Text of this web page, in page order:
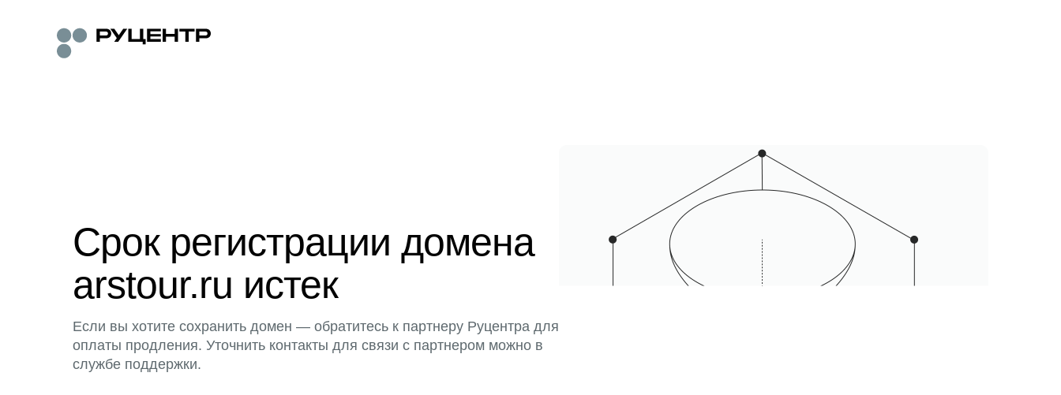
Срок регистрации домена
arstour.ru истек
Если вы хотите сохранить домен — обратитесь к партнеру Руцентра для
оплаты продления. Уточнить контакты для связи с партнером можно в
службе поддержки.